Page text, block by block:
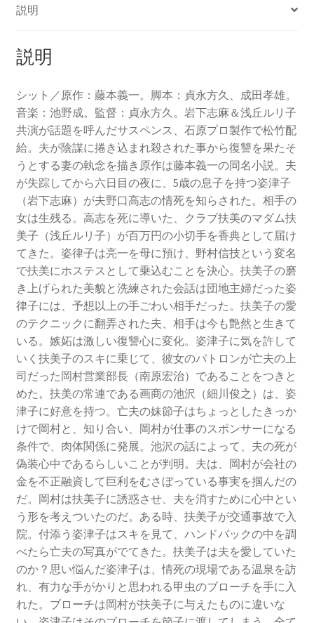
説明
説明
シット／原作：藤本義一。脚本：貞永方久、成田孝雄。
音楽：池野成。監督：貞永方久。岩下志麻＆浅丘ルリ子
共演が話題を呼んだサスペンス、石原プロ製作で松竹配
給。夫が陰謀に捲き込まれ殺された事から復讐を果たそ
うとする妻の執念を描き原作は藤本義一の同名小説。夫
が失踪してから六日目の夜に、5歳の息子を持つ姿津子
（岩下志麻）が夫野口高志の情死を知らされた。相手の
女は生残る。高志を死に導いた、クラブ扶美のマダム扶
美子（浅丘ルリ子）が百万円の小切手を香典として届け
てきた。姿律子は亮一を母に預け、野村信技という変名
で扶美にホステスとして乗込むことを決心。扶美子の磨
き上げられた美貌と洗練された会話は団地主婦だった姿
律子には、予想以上の手ごわい相手だった。扶美子の愛
のテクニックに翻弄された夫、相手は今も艶然と生きて
いる。嫉妬は激しい復讐心に変化。姿津子に気を許して
いく扶美子のスキに乗じて、彼女のパトロンが亡夫の上
司だった岡村営業部長（南原宏治）であることをつきと
めた。扶美の常連である画商の池沢（細川俊之）は、姿
津子に好意を持つ。亡夫の妹節子はちょっとしたきっか
けで岡村と、知り合い、岡村が仕事のスポンサーになる
条件で、肉体関係に発展。池沢の話によって、夫の死が
偽装心中であるらしいことが判明。夫は、岡村が会社の
金を不正融資して巨利をむさぼっている事実を掴んだの
だ。岡村は扶美子に誘惑させ、夫を消すために心中とい
う形を考えついたのだ。ある時、扶美子が交通事故で入
院。付添う姿津子はスキを見て、ハンドバックの中を調
べたら亡夫の写真がでてきた。扶美子は夫を愛していた
のか？思い悩んだ姿津子は、情死の現場である温泉を訪
れ、有力な手がかりと思われる甲虫のブローチを手に入
れた。ブローチは岡村が扶美子に与えたものに違いな